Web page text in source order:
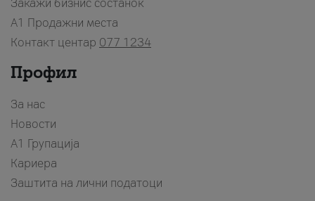
Закажи бизнис состанок
A1 Продажни места
Контакт центар 077 1234
Профил
За нас
Новости
А1 Групација
Кариера
Заштита на лични податоци